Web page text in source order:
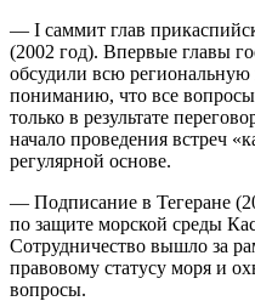
— I саммит глав
(2002 год). Впервые главы
обсудили всю
пониманию, что все
только в результате
начало проведения встреч
регулярной основе.
— Подписание в Тегеране
по защите морской среды
Сотрудничество вышло за
правовому статусу моря и
вопросы.